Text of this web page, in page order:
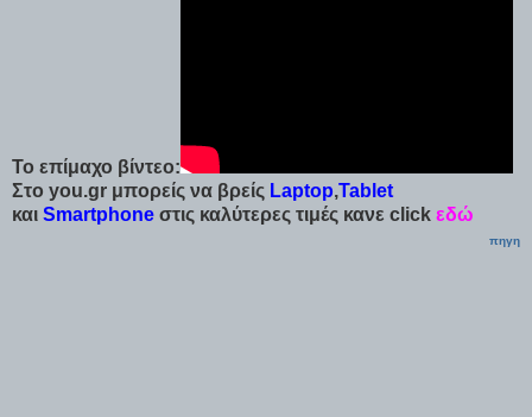
Το επίμαχο βίντεο:
Στο you.gr μπορείς να βρείς Laptop,Tablet
και Smartphone στις καλύτερες τιμές κανε click εδώ
πηγη